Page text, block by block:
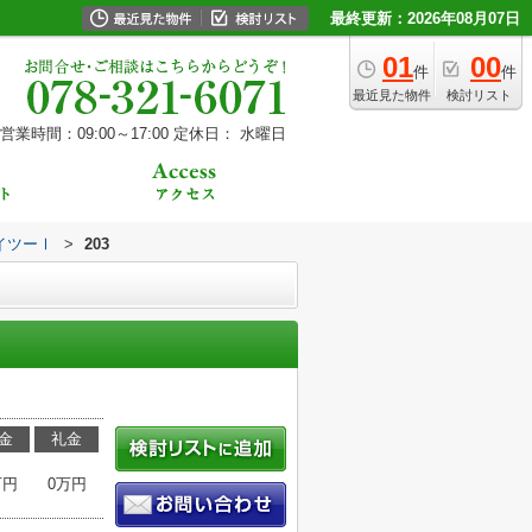
最終更新：2026年08月07日
01件
最近見た物件
00件
検討リスト
営業時間：09:00～17:00 定休日： 水曜日
ツーⅠ > 203
礼金
0万円